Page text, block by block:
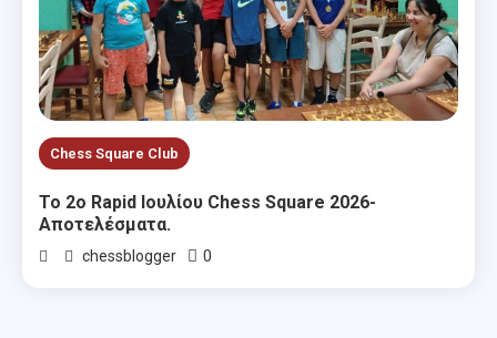
Chess Square Club
Το 2ο Rapid Ιουλίου Chess Square 2026-
Αποτελέσματα.
chessblogger 0